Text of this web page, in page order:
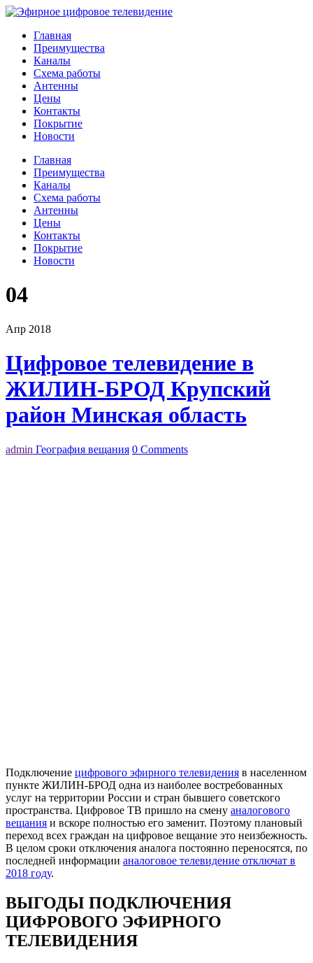
Главная
Преимущества
Каналы
Схема работы
Антенны
Цены
Контакты
Покрытие
Новости
Главная
Преимущества
Каналы
Схема работы
Антенны
Цены
Контакты
Покрытие
Новости
04
Апр 2018
Цифровое телевидение в
ЖИЛИН-БРОД Крупский
район Минская область
admin География вещания 0 Comments
Подключение цифрового эфирного телевидения в населенном
пункте ЖИЛИН-БРОД одна из наиболее востребованных
услуг на территории России и стран бывшего советского
пространства. Цифровое ТВ пришло на смену аналогового
вещания и вскоре полностью его заменит. Поэтому плановый
переход всех граждан на цифровое вещание это неизбежность.
В целом сроки отключения аналога постоянно переносятся, по
последней информации аналоговое телевидение отключат в
2018 году.
ВЫГОДЫ ПОДКЛЮЧЕНИЯ
ЦИФРОВОГО ЭФИРНОГО
ТЕЛЕВИДЕНИЯ